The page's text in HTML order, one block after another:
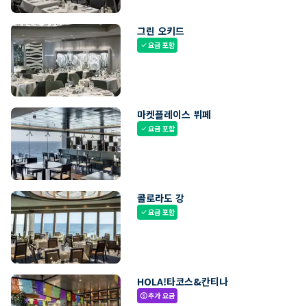
그린 오키드
check요금 포함
마켓플레이스 뷔페
check요금 포함
콜로라도 강
check요금 포함
HOLA!타코스&칸티나
paid추가 요금